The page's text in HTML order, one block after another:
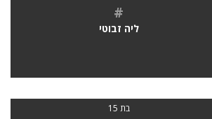
#
ליה זבוטי
בת 15